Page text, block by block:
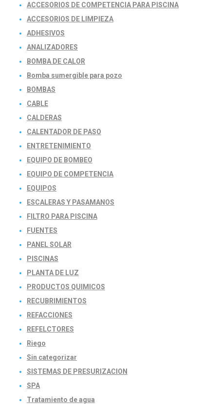
ACCESORIOS DE COMPETENCIA PARA PISCINA
ACCESORIOS DE LIMPIEZA
ADHESIVOS
ANALIZADORES
BOMBA DE CALOR
Bomba sumergible para pozo
BOMBAS
CABLE
CALDERAS
CALENTADOR DE PASO
ENTRETENIMIENTO
EQUIPO DE BOMBEO
EQUIPO DE COMPETENCIA
EQUIPOS
ESCALERAS Y PASAMANOS
FILTRO PARA PISCINA
FUENTES
PANEL SOLAR
PISCINAS
PLANTA DE LUZ
PRODUCTOS QUIMICOS
RECUBRIMIENTOS
REFACCIONES
REFELCTORES
Riego
Sin categorizar
SISTEMAS DE PRESURIZACION
SPA
Tratamiento de agua